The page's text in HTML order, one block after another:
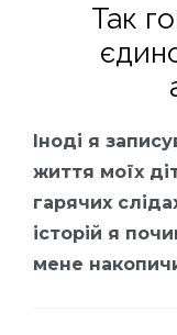
Так
Іноді я
життя моїх
гарячих
історій я
мене